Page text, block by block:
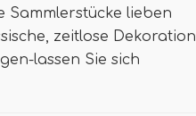
Sammlerstücke lieben
zeitlose Dekoration
lassen Sie sich